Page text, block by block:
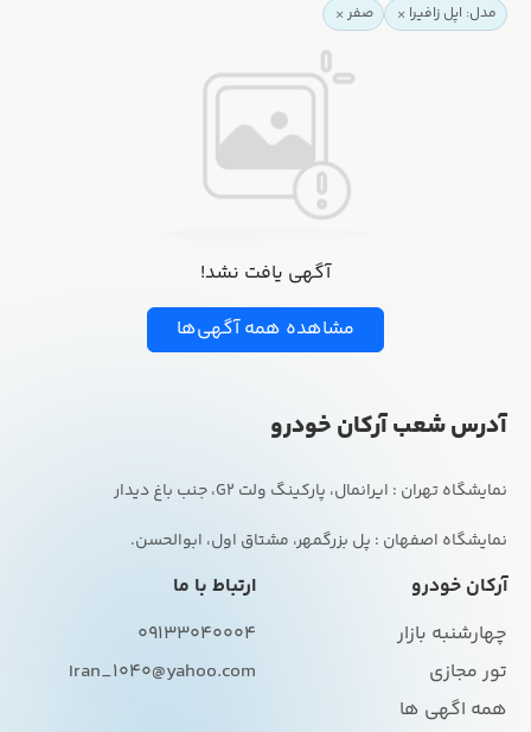
مدل: اپل زافیرا صفر
آگهی یافت نشد!
مشاهده همه آگهی‌ها
آدرس شعب آرکان خودرو
نمایشگاه اصفهان : پل بزرگمهر، مشتاق اول، ابوالحسن.
آرکان خودرو
چهارشنبه بازار
تور مجازی
همه اگهی ها
ارتباط با ما
09133040004
Iran_1040@yahoo.com